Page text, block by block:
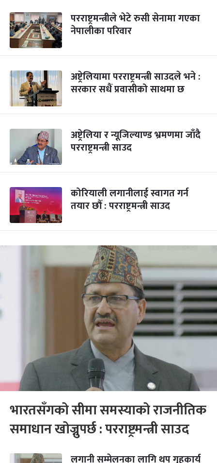
परराष्ट्रमन्त्रीले भेटे रुसी सेनामा गएका
नेपालीका परिवार
अष्ट्रेलियामा परराष्ट्रमन्त्री साउदले भने :
सरकार सधैं प्रवासीको साथमा छ
अष्ट्रेलिया र न्यूजिल्याण्ड भ्रमणमा जाँदै
परराष्ट्रमन्त्री साउद
कोरियाली लगानीलाई स्वागत गर्न
तयार छौँ : परराष्ट्रमन्त्री साउद
भारतसँगको सीमा समस्याको राजनीतिक
समाधान खोज्नुपर्छ : परराष्ट्रमन्त्री साउद
लगानी सम्मेलनका लागि थप गृहकार्य